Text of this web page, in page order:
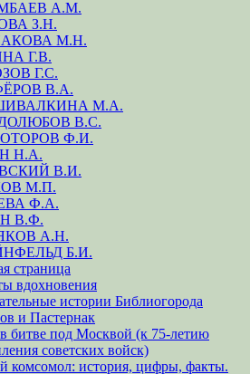
А.М.
З.Н.
М.Н.
Г.В.
Г.С.
В.А.
М.А.
В.С.
Ф.И.
Н.А.
В.И.
М.П.
Ф.А.
В.Ф.
А.Н.
Б.И.
страница
вдохновения
истории Библиогорода
и Пастернак
битве под Москвой (к 75-летию
советских войск)
комсомол: история, цифры, факты.